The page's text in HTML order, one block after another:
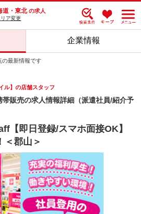
道・東北 の求人
ア変更
企業情報
最新情報です
ル】の店舗スタッフ
販売の求人情報詳細（派遣社員/紹介予
【即日登録/スマホ面接OK】
＜郡山＞